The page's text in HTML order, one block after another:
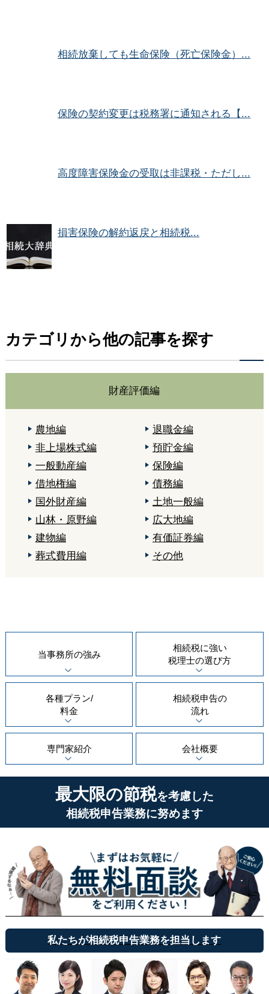
相続放棄しても生命保険（死亡保険金）...
保険の契約変更は税務署に通知される【...
高度障害保険金の受取は非課税・ただし...
損害保険の解約返戻と相続税...
カテゴリから他の記事を探す
財産評価編
農地編
退職金編
非上場株式編
預貯金編
一般動産編
保険編
借地権編
債務編
国外財産編
土地一般編
山林・原野編
広大地編
建物編
有価証券編
葬式費用編
その他
当事務所の強み
相続税に強い
税理士の選び方
各種プラン/
料金
相続税申告の
流れ
専門家紹介 会社概要
最大限の節税を考慮した
相続税申告業務に努めます
私たちが相続税申告業務を担当します